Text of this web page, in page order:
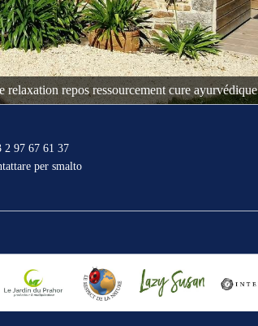
relaxation repos ressourcement cure ayurvédique
2 97 67 61 37
per smalto